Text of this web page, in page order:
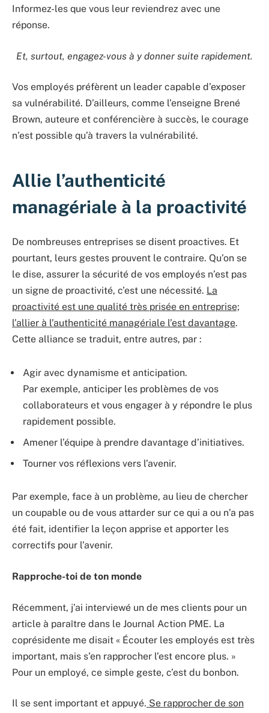
Informez-les que vous leur reviendrez avec une
réponse.
Et, surtout, engagez-vous à y donner suite rapidement.
Vos employés préfèrent un leader capable d’exposer
sa vulnérabilité. D’ailleurs, comme l’enseigne Brené
Brown, auteure et conférencière à succès, le courage
n’est possible qu’à travers la vulnérabilité.
Allie l’authenticité
managériale à la proactivité
De nombreuses entreprises se disent proactives. Et
pourtant, leurs gestes prouvent le contraire. Qu’on se
le dise, assurer la sécurité de vos employés n’est pas
un signe de proactivité, c’est une nécessité. La
proactivité est une qualité très prisée en entreprise;
l’allier à l’authenticité managériale l’est davantage.
Cette alliance se traduit, entre autres, par :
Agir avec dynamisme et anticipation.
Par exemple, anticiper les problèmes de vos
collaborateurs et vous engager à y répondre le plus
rapidement possible.
Amener l’équipe à prendre davantage d’initiatives.
Tourner vos réflexions vers l’avenir.
Par exemple, face à un problème, au lieu de chercher
un coupable ou de vous attarder sur ce qui a ou n’a pas
été fait, identifier la leçon apprise et apporter les
correctifs pour l’avenir.
Rapproche-toi de ton monde
Récemment, j’ai interviewé un de mes clients pour un
article à paraître dans le Journal Action PME. La
coprésidente me disait « Écouter les employés est très
important, mais s’en rapprocher l’est encore plus. »
Pour un employé, ce simple geste, c’est du bonbon.
Il se sent important et appuyé. Se rapprocher de son